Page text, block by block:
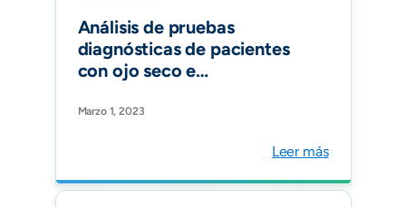
Análisis de pruebas
diagnósticas de pacientes
con ojo seco e
observacional. Archivos de
Marzo 1, 2023
Leer más